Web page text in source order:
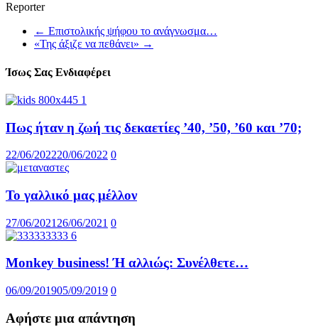
Reporter
← Επιστολικής ψήφου το ανάγνωσμα…
«Της άξιζε να πεθάνει» →
Ίσως Σας Ενδιαφέρει
Πως ήταν η ζωή τις δεκαετίες ’40, ’50, ’60 και ’70;
22/06/202220/06/2022 0
Το γαλλικό μας μέλλον
27/06/2021 26/06/2021 0
Monkey business! Ή αλλιώς: Συνέλθετε…
06/09/201905/09/2019 0
Αφήστε μια απάντηση